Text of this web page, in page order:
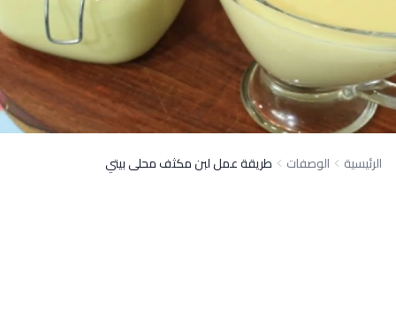
الرئيسية الوصفات طريقة عمل لبن مكثف محلى بيتي